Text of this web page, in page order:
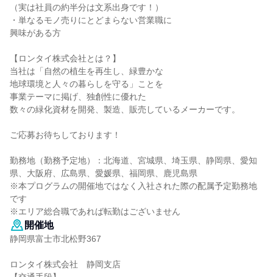
（実は社員の約半分は文系出身です！）
・単なるモノ売りにとどまらない営業職に
興味がある方
【ロンタイ株式会社とは？】
当社は「自然の植生を再生し、緑豊かな
地球環境と人々の暮らしを守る」ことを
事業テーマに掲げ、独創性に優れた
数々の緑化資材を開発、製造、販売しているメーカーです。
ご応募お待ちしております！
勤務地（勤務予定地）：北海道、宮城県、埼玉県、静岡県、愛知
県、大阪府、広島県、愛媛県、福岡県、鹿児島県
※本プログラムの開催地ではなく入社された際の配属予定勤務地
です
※エリア総合職であれば転勤はございません
開催地
静岡県富士市北松野367
ロンタイ株式会社 静岡支店